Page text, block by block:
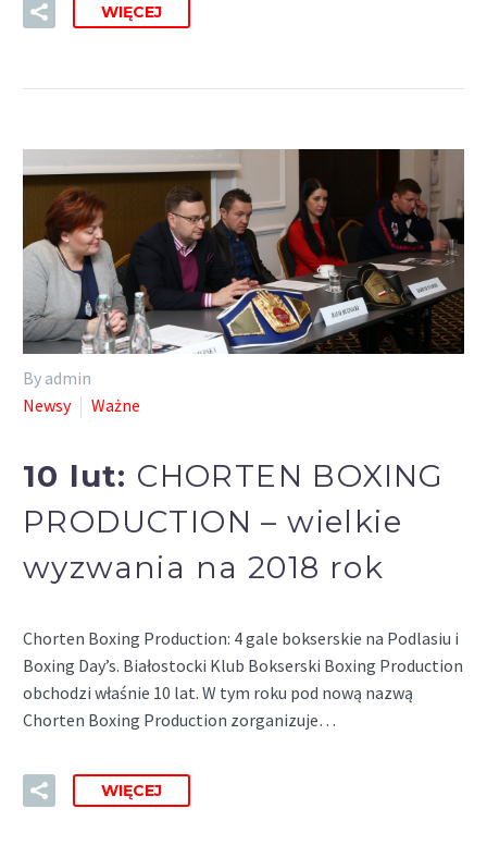
WIĘCEJ
By admin
Newsy
Ważne
10 lut: CHORTEN BOXING
PRODUCTION – wielkie
wyzwania na 2018 rok
Chorten Boxing Production: 4 gale bokserskie na Podlasiu i
Boxing Day’s. Białostocki Klub Bokserski Boxing Production
obchodzi właśnie 10 lat. W tym roku pod nową nazwą
Chorten Boxing Production zorganizuje…
WIĘCEJ